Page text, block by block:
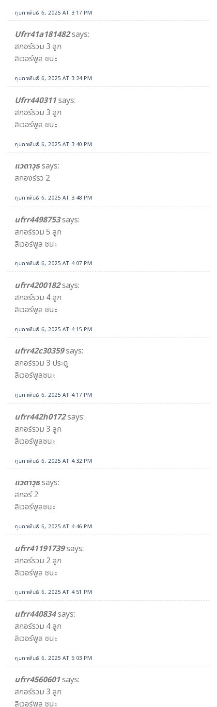
กุมภาพันธ์ 6, 2025 AT 3:17 PM
Ufrr41a181482says:
สกอร์รวม 3 ลูก
ลิเวอร์พูล ชนะ
กุมภาพันธ์ 6, 2025 AT 3:24 PM
Ufrr440311says:
สกอร์รวม 3 ลูก
ลิเวอร์พูล ชนะ
กุมภาพันธ์ 6, 2025 AT 3:40 PM
แวดาวุธsays:
สกองร์รว 2
กุมภาพันธ์ 6, 2025 AT 3:48 PM
ufrr4498753says:
สกอร์รวม 5 ลูก
ลิเวอร์พูล ชนะ
กุมภาพันธ์ 6, 2025 AT 4:07 PM
ufrr4200182says:
สกอร์รวม 4 ลูก
ลิเวอร์พูล ชนะ
กุมภาพันธ์ 6, 2025 AT 4:15 PM
ufrr42c30359says:
สกอร์รวม 3 ประตู
ลิเวอร์พูลชนะ
กุมภาพันธ์ 6, 2025 AT 4:17 PM
ufrr442h0172says:
สกอร์รวม 3 ลูก
ลิเวอร์พูลชนะ
กุมภาพันธ์ 6, 2025 AT 4:32 PM
แวดาวุธsays:
สกอร์ 2
ลิเวอร์พูลชนะ
กุมภาพันธ์ 6, 2025 AT 4:46 PM
ufrr41191739says:
สกอร์รวม 2 ลูก
ลิเวอร์พูล ชนะ
กุมภาพันธ์ 6, 2025 AT 4:51 PM
ufrr440834says:
สกอร์รวม 4​ ลูก
ลิเวอร์พูล ชนะ
กุมภาพันธ์ 6, 2025 AT 5:03 PM
ufrr4560601says:
สกอร์รวม 3 ลูก
ลิเวอร์พูล ชนะ